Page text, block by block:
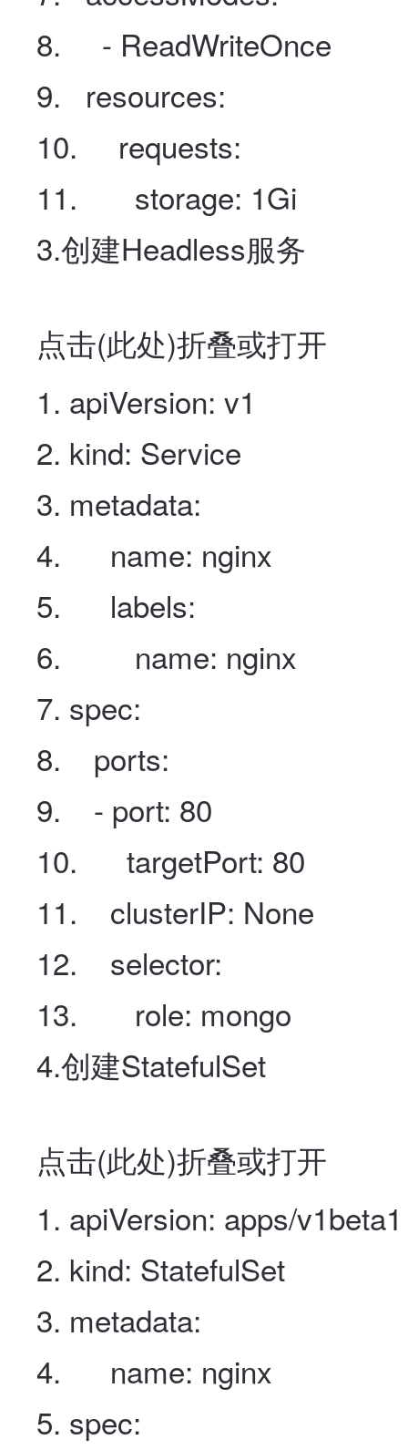
- ReadWriteOnce
resources:
requests:
storage: 1Gi
3.创建Headless服务
点击(此处)折叠或打开
apiVersion: v1
kind: Service
metadata:
name: nginx
labels:
name: nginx
spec:
ports:
- port: 80
targetPort: 80
clusterIP: None
selector:
role: mongo
4.创建StatefulSet
点击(此处)折叠或打开
apiVersion: apps/v1beta1
kind: StatefulSet
metadata:
name: nginx
spec: